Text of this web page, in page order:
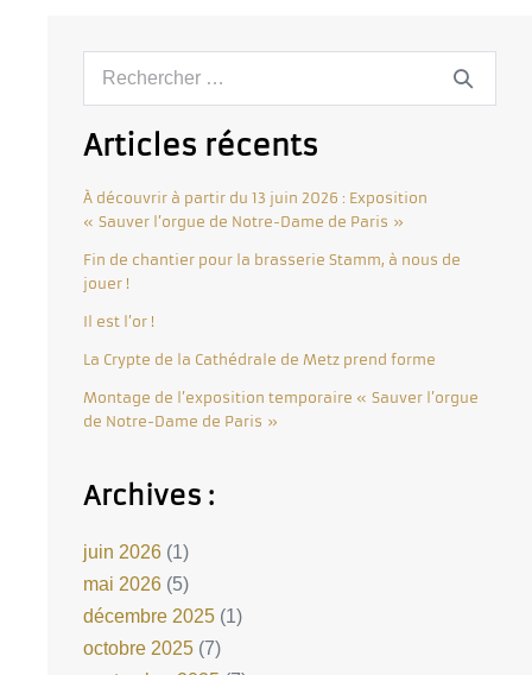
Articles récents
À découvrir à partir du 13 juin 2026 : Exposition
« Sauver l’orgue de Notre-Dame de Paris »
Fin de chantier pour la brasserie Stamm, à nous de
jouer !
Il est l’or !
La Crypte de la Cathédrale de Metz prend forme
Montage de l’exposition temporaire « Sauver l’orgue
de Notre-Dame de Paris »
Archives :
juin 2026 (1)
mai 2026 (5)
décembre 2025 (1)
octobre 2025 (7)